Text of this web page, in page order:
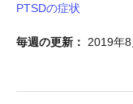
PTSDの症状
毎週の更新： 2019年8